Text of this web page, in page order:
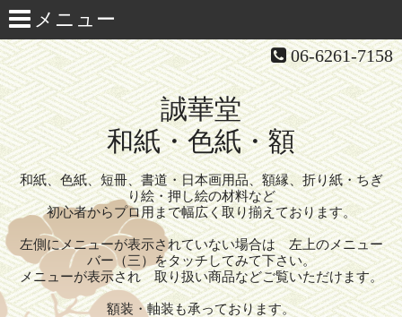
06-6261-7158
誠華堂
和紙・色紙・額
和紙、色紙、短冊、書道・日本画用品、額縁、折り紙・ちぎ
り絵・押し絵の材料など
初心者からプロ用まで幅広く取り揃えております。
左側にメニューが表示されていない場合は 左上のメニュー
バー（三）をタッチしてみて下さい。
メニューが表示され 取り扱い商品などご覧いただけます。
額装・軸装も承っております。